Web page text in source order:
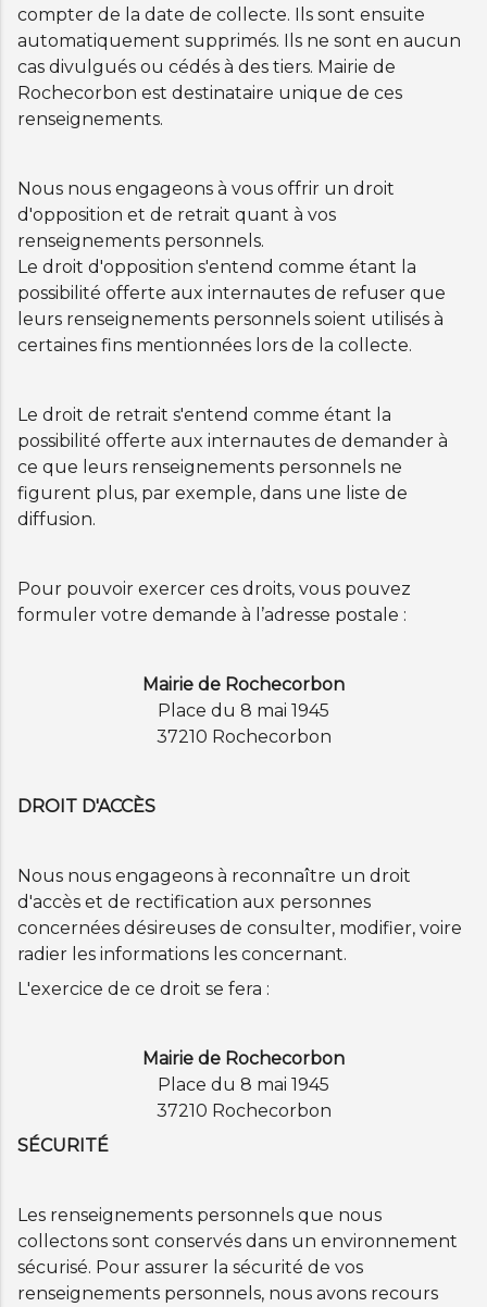
compter de la date de collecte. Ils sont ensuite
automatiquement supprimés. Ils ne sont en aucun
cas divulgués ou cédés à des tiers. Mairie de
Rochecorbon est destinataire unique de ces
renseignements.
Nous nous engageons à vous offrir un droit
d'opposition et de retrait quant à vos
renseignements personnels.
Le droit d'opposition s'entend comme étant la
possibilité offerte aux internautes de refuser que
leurs renseignements personnels soient utilisés à
certaines fins mentionnées lors de la collecte.
Le droit de retrait s'entend comme étant la
possibilité offerte aux internautes de demander à
ce que leurs renseignements personnels ne
figurent plus, par exemple, dans une liste de
diffusion.
Pour pouvoir exercer ces droits, vous pouvez
formuler votre demande à l’adresse postale :
Mairie de Rochecorbon
Place du 8 mai 1945
37210 Rochecorbon
DROIT D'ACCÈS
Nous nous engageons à reconnaître un droit
d'accès et de rectification aux personnes
concernées désireuses de consulter, modifier, voire
radier les informations les concernant.
L'exercice de ce droit se fera :
Mairie de Rochecorbon
Place du 8 mai 1945
37210 Rochecorbon
SÉCURITÉ
Les renseignements personnels que nous
collectons sont conservés dans un environnement
sécurisé. Pour assurer la sécurité de vos
renseignements personnels, nous avons recours